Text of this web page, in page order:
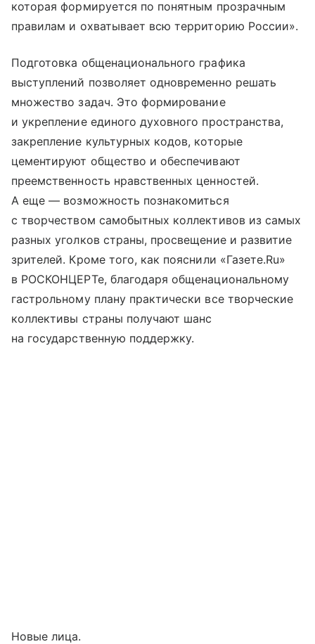
которая формируется по понятным прозрачным
правилам и охватывает всю территорию России».
Подготовка общенационального графика
выступлений позволяет одновременно решать
множество задач. Это формирование
и укрепление единого духовного пространства,
закрепление культурных кодов, которые
цементируют общество и обеспечивают
преемственность нравственных ценностей.
А еще — возможность познакомиться
с творчеством самобытных коллективов из самых
разных уголков страны, просвещение и развитие
зрителей. Кроме того, как пояснили «Газете.Ru»
в РОСКОНЦЕРТе, благодаря общенациональному
гастрольному плану практически все творческие
коллективы страны получают шанс
на государственную поддержку.
Новые лица.